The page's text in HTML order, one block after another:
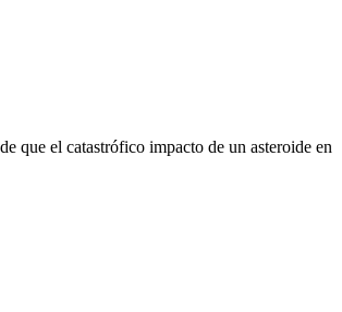
que el catastrófico impacto de un asteroide en